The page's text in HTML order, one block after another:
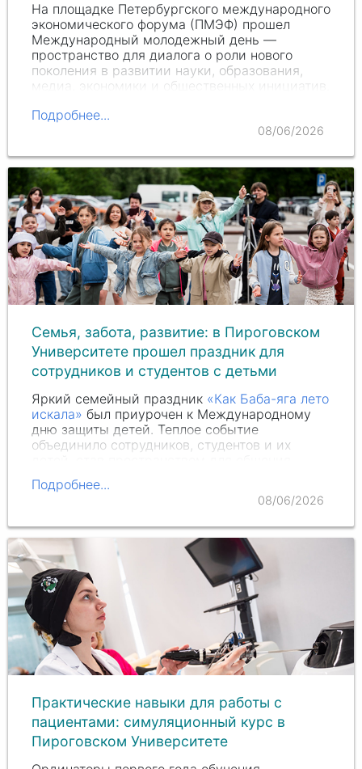
На площадке Петербургского международного
экономического форума (ПМЭФ) прошел
Международный молодежный день —
пространство для диалога о роли нового
поколения в развитии науки, образования,
медиа, экономики и общественных инициатив.
Подробнее...
08/06/2026
Семья, забота, развитие: в Пироговском
Университете прошел праздник для
сотрудников и студентов с детьми
Яркий семейный праздник «Как Баба-яга лето
искала» был приурочен к Международному
дню защиты детей. Теплое событие
объединило сотрудников, студентов и их
совместного творчества и добрых традиций.
Подробнее...
08/06/2026
Практические навыки для работы с
пациентами: симуляционный курс в
Пироговском Университете